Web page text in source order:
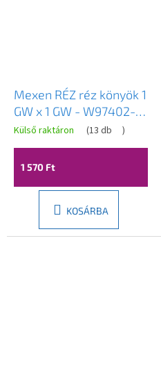
Mexen RÉZ réz könyök 1
GW x 1 GW - W97402-
1010
Külső raktáron (13 db )
1 570 Ft
KOSÁRBA